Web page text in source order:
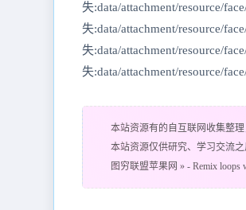
失:data/attachment/resource/
失:data/attachment/resource/
失:data/attachment/resource/
失:data/attachment/resource/
本站资源有的自互联网收集整
本站资源仅供研究、学习交流
图穷联盟苹果网 » - Remix loops